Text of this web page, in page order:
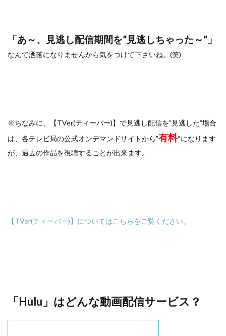
「あ～、見逃し配信期間を”見逃しちゃった～”」
なんて洒落になりませんから気をつけて下さいね。(笑)
※ちなみに、【TVer(ティーバー)】で見逃し配信を”見逃した”場合
は、各テレビ局の公式オンデマンドサイトから”有料“になります
が、過去の作品を視聴することが出来ます。
【TVer(ティーバー)】 についてはこちらをご覧ください。
「Hulu」はどんな動画配信サービス？